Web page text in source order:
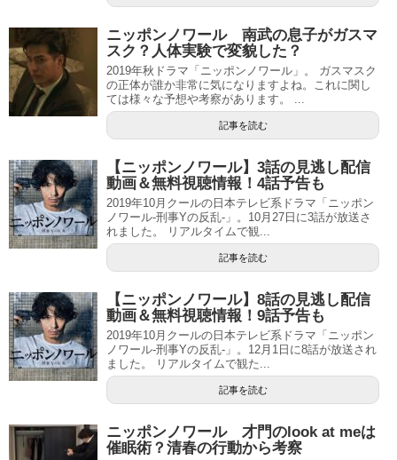
ニッポンノワール 南武の息子がガスマ
スク？人体実験で変貌した？
2019年秋ドラマ「ニッポンノワール」。 ガスマスク
の正体が誰か非常に気になりますよね。これに関し
ては様々な予想や考察があります。 ...
記事を読む
【ニッポンノワール】3話の見逃し配信
動画＆無料視聴情報！4話予告も
2019年10月クールの日本テレビ系ドラマ「ニッポン
ノワール-刑事Yの反乱-」。10月27日に3話が放送さ
れました。 リアルタイムで観...
記事を読む
【ニッポンノワール】8話の見逃し配信
動画＆無料視聴情報！9話予告も
2019年10月クールの日本テレビ系ドラマ「ニッポン
ノワール-刑事Yの反乱-」。12月1日に8話が放送され
ました。 リアルタイムで観た...
記事を読む
ニッポンノワール 才門のlook at meは
催眠術？清春の行動から考察